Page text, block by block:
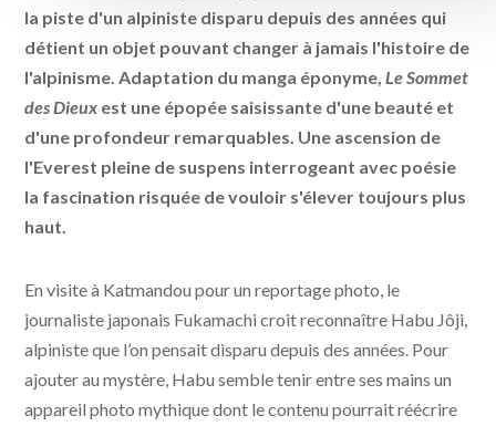
la piste d'un alpiniste disparu depuis des années qui
détient un objet pouvant changer à jamais l'histoire de
l'alpinisme. Adaptation du manga éponyme,Le Sommet
des Dieux est une épopée saisissante d'une beauté et
d'une profondeur remarquables. Une ascension de
l'Everest pleine de suspens interrogeant avec poésie
la fascination risquée de vouloir s'élever toujours plus
haut.
En visite à Katmandou pour un reportage photo, le
journaliste japonais Fukamachi croit reconnaître Habu Jôji,
alpiniste que l’on pensait disparu depuis des années. Pour
ajouter au mystère, Habu semble tenir entre ses mains un
appareil photo mythique dont le contenu pourrait réécrire